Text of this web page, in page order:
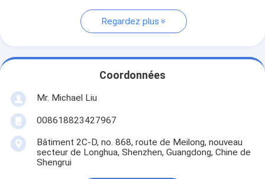
Regardez plus
Coordonnées
Mr. Michael Liu
008618823427967
Bâtiment 2C-D, no. 868, route de Meilong, nouveau
secteur de Longhua, Shenzhen, Guangdong, Chine de
Shengrui